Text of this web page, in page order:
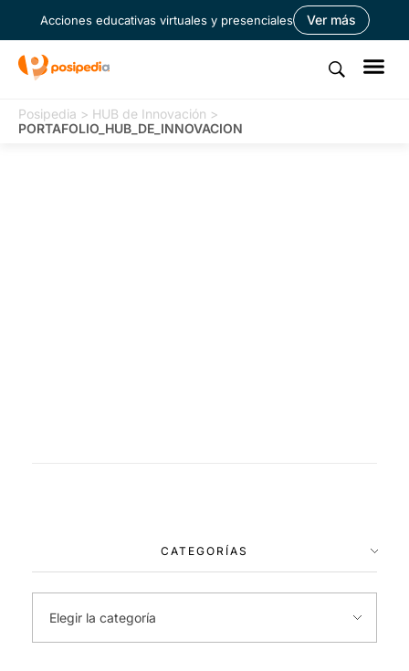
Acciones educativas virtuales y presenciales Ver más
Posipedia > HUB de Innovación >
PORTAFOLIO_HUB_DE_INNOVACION
CATEGORÍAS